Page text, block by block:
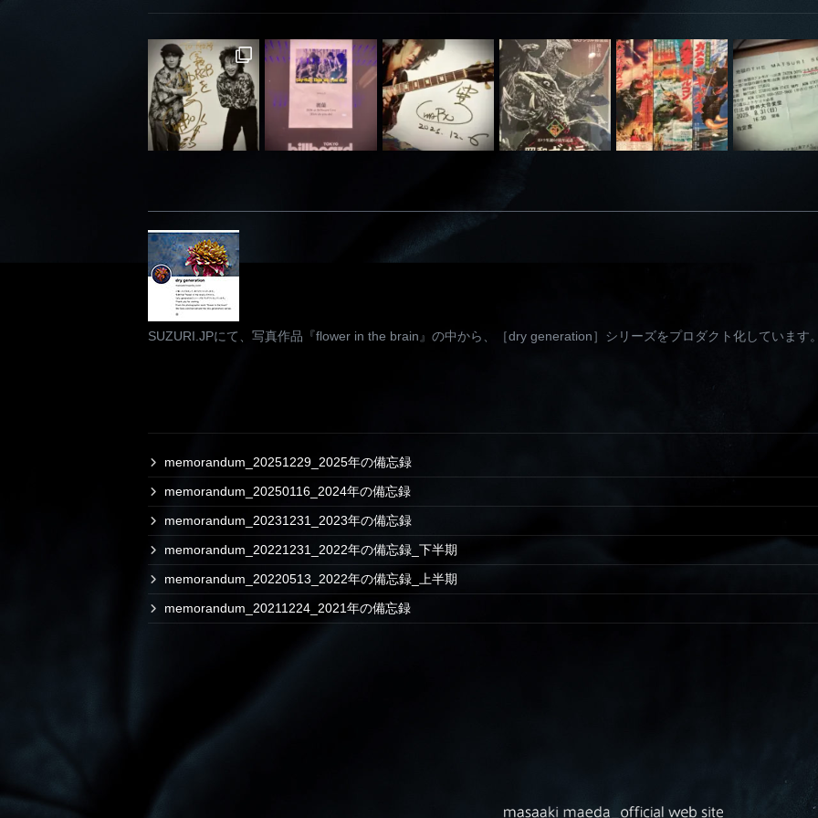
SUZURI.JPにて、写真作品『flower in the brain』の中から、［dry generation］シリーズをプロダクト化しています
memorandum_20251229_2025年の備忘録
memorandum_20250116_2024年の備忘録
memorandum_20231231_2023年の備忘録
memorandum_20221231_2022年の備忘録_下半期
memorandum_20220513_2022年の備忘録_上半期
memorandum_20211224_2021年の備忘録